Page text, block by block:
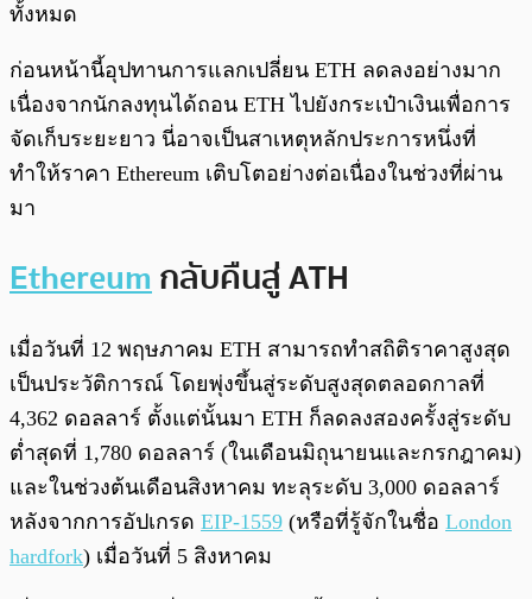
ทั้งหมด
ก่อนหน้านี้อุปทานการแลกเปลี่ยน ETH ลดลงอย่างมาก
เนื่องจากนักลงทุนได้ถอน ETH ไปยังกระเป๋าเงินเพื่อการ
จัดเก็บระยะยาว นี่อาจเป็นสาเหตุหลักประการหนึ่งที่
ทำให้ราคา Ethereum เติบโตอย่างต่อเนื่องในช่วงที่ผ่าน
มา
Ethereumกลับคืนสู่ ATH
เมื่อวันที่ 12 พฤษภาคม ETH สามารถทำสถิติราคาสูงสุด
เป็นประวัติการณ์ โดยพุ่งขึ้นสู่ระดับสูงสุดตลอดกาลที่
4,362 ดอลลาร์ ตั้งแต่นั้นมา ETH ก็ลดลงสองครั้งสู่ระดับ
ต่ำสุดที่ 1,780 ดอลลาร์ (ในเดือนมิถุนายนและกรกฎาคม)
และในช่วงต้นเดือนสิงหาคม ทะลุระดับ 3,000 ดอลลาร์
หลังจากการอัปเกรด EIP-1559 (หรือที่รู้จักในชื่อ London
hardfork) เมื่อวันที่ 5 สิงหาคม